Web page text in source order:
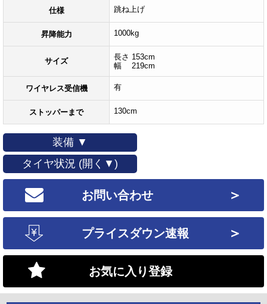
仕様 跳ね上げ
昇降能力 1000kg
サイズ
長さ 153cm
幅 219cm
ワイヤレス受信機 有
ストッパーまで 130cm
装備 ▼
タイヤ状況 (開く▼)
お問い合わせ ＞
プライスダウン速報 ＞
お気に入り登録